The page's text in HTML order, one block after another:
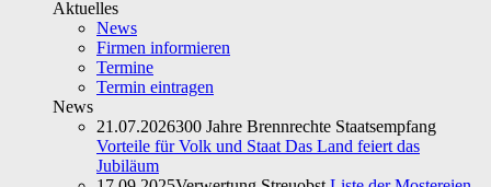
Aktuelles
News
Firmen informieren
Termine
Termin eintragen
News
21.07.2026300 Jahre Brennrechte Staatsempfang
Vorteile für Volk und Staat Das Land feiert das
Jubiläum